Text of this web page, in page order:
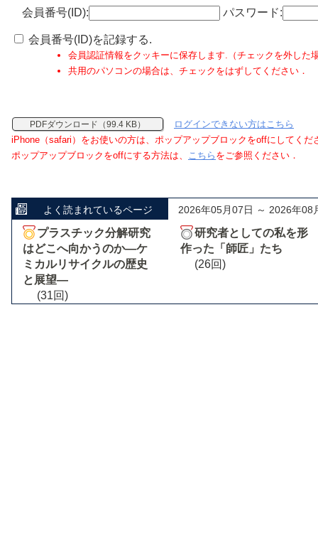
会員番号(ID): パスワード:
会員番号(ID)を記録する.
会員認証情報をクッキーに保存します.（チェックを外した
共用のパソコンの場合は、チェックをはずしてください．
PDFダウンロード（99.4 KB）
ログインできない方はこちら
iPhone（safari）をお使いの方は、ポップアップブロックをoffにしてくだ
ポップアップブロックをoffにする方法は、 こちら をご参照ください．
よく読まれているページ 2026年05月07日 ～ 2026年08
プラスチック分解研究
はどこへ向かうのか―ケ
ミカルリサイクルの歴史
と展望―
(31回)
研究者としての私を形
作った「師匠」たち
(26回)